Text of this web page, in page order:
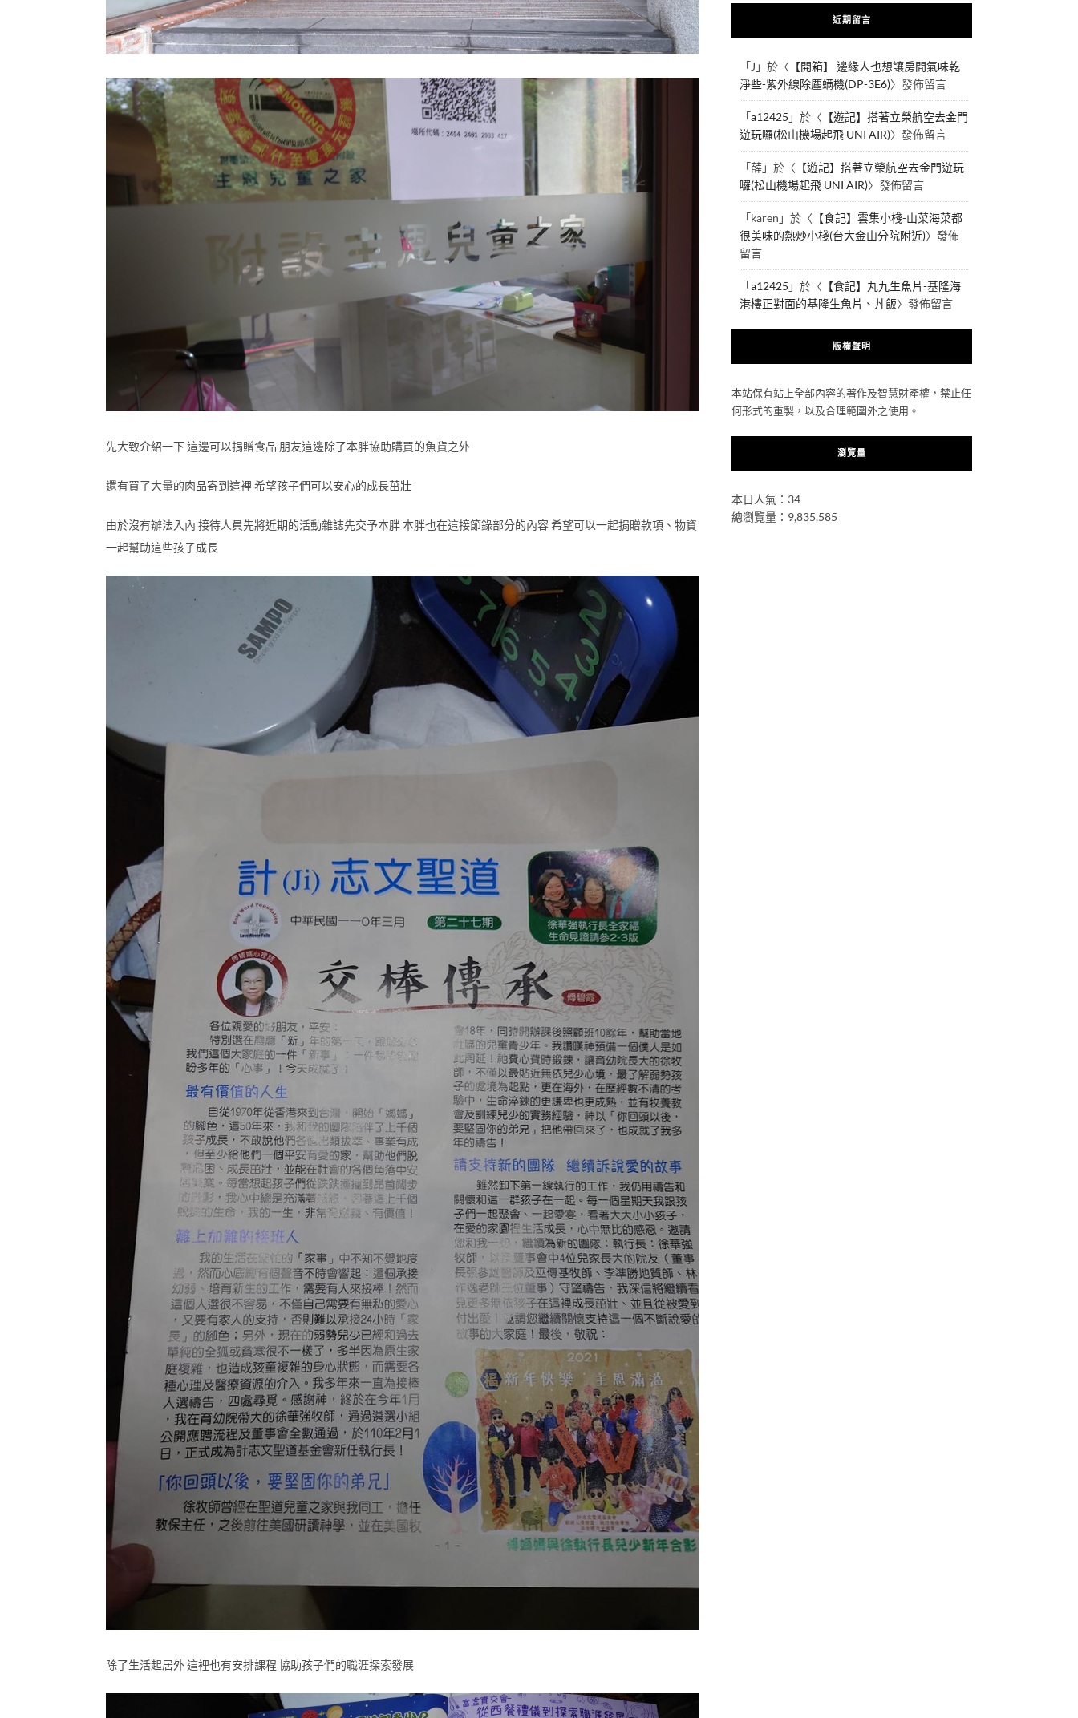
先大致介紹一下 這邊可以捐贈食品 朋友這邊除了本胖協助購買的魚貨之外
還有買了大量的肉品寄到這裡 希望孩子們可以安心的成長茁壯
由於沒有辦法入內 接待人員先將近期的活動雜誌先交予本胖 本胖也在這接節錄部分的內容 希望可以一起捐贈款項、物資
一起幫助這些孩子成長
除了生活起居外 這裡也有安排課程 協助孩子們的職涯探索發展
近期留言
「J 」於〈 【開箱】 邊緣人也想讓房間氣味乾
淨些-紫外線除塵螨機(DP-3E6)〉發佈留言
「a12425 」於〈 【遊記】搭著立榮航空去金門
遊玩囉(松山機場起飛 UNI AIR)〉發佈留言
「薛」於〈 【遊記】搭著立榮航空去金門遊玩
囉(松山機場起飛 UNI AIR)〉發佈留言
「karen 」於〈 【食記】雲集小棧-山菜海菜都
很美味的熱炒小棧(台大金山分院附近)〉發佈
留言
「a12425 」於〈 【食記】丸九生魚片-基隆海
港樓正對面的基隆生魚片、丼飯〉發佈留言
版權聲明
本站保有站上全部內容的著作及智慧財產權，禁止任
何形式的重製，以及合理範圍外之使用。
瀏覽量
本日人氣：34
總瀏覽量：9,835,585